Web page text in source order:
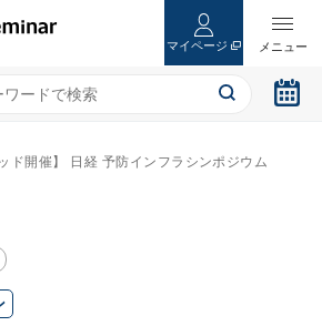
マイページ
ド開催】 日経 予防インフラシンポジウム